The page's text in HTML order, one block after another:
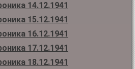
14.12.1941
15.12.1941
16.12.1941
17.12.1941
18.12.1941